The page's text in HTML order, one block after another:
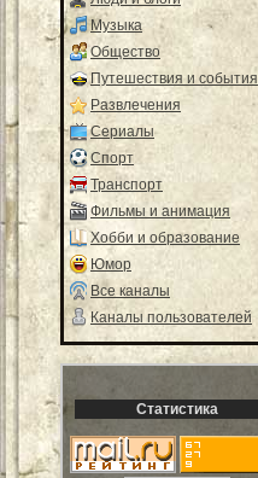
Музыка
Общество
Путешествия и события
Развлечения
Сериалы
Спорт
Транспорт
Фильмы и анимация
Хобби и образование
Юмор
Все каналы
Каналы пользователей
Статистика